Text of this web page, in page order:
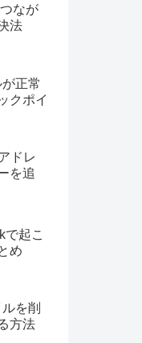
なが
法
正常
クポイ
ドレ
を追
で起こ
め
を削
方法